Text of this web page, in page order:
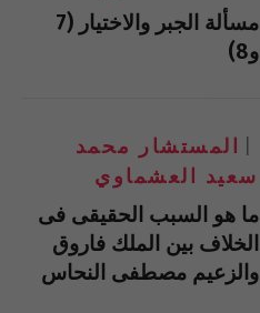
مسألة الجبر والاختيار (7
و8)
المستشار محمد
سعيد العشماوي
ما هو السبب الحقيقى فى
الخلاف بين الملك فاروق
والزعيم مصطفى النحاس